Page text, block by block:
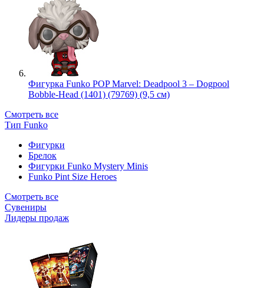
Фигурка Funko POP Marvel: Deadpool 3 – Dogpool
Bobble-Head (1401) (79769) (9,5 см)
Смотреть все
Тип Funko
Фигурки
Брелок
Фигурки Funko Mystery Minis
Funko Pint Size Heroes
Смотреть все
Сувениры
Лидеры продаж